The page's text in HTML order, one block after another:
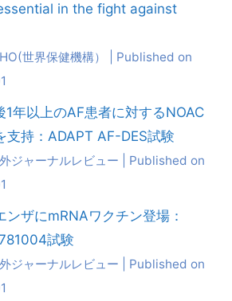
in the fight against
世界保健機構）
Published on
1年以上のAF患者に対するNOAC
支持：ADAPT AF-DES試験
ジャーナルレビュー
Published on
ンザにmRNAワクチン登場：
試験
ジャーナルレビュー
Published on